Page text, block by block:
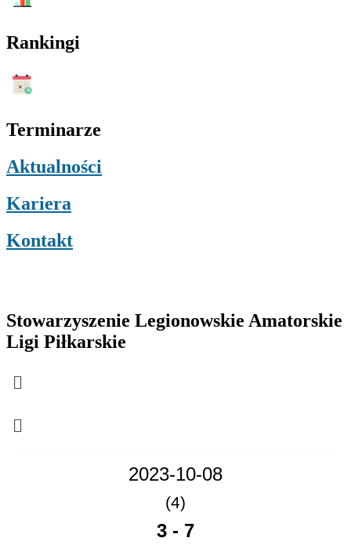
Rankingi
Menu
Terminarze
Aktualności
Kariera
Kontakt
Stowarzyszenie Legionowskie Amatorskie
Ligi Piłkarskie
Menu
Menu
2023-10-08
(4)
3 - 7